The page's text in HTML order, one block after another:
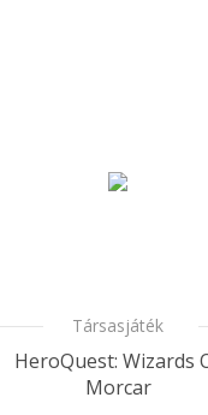
Társasjáték
HeroQuest: Wizards
Morcar